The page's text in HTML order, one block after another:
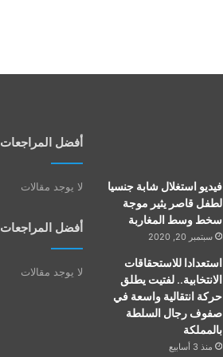
فيديو استغلال شابة جنسيا
لطفل قاصر يثير موجة
سخط وسط المغاربة
سبتمبر 20, 2020
استعدادا للاستحقاقات
الانتخابية.. لفتيت يطلق
حركة انتقالية واسعة في
صفوف رجال السلطة
بالمملكة
منذ 3 أسابيع
أفضل المراجعات
لا يوجد مقالات
أفضل المراجعات
لا يوجد مقالات